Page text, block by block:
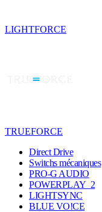
LIGHTFORCE
TRUEFORCE
Direct Drive
Switchs mécaniques
PRO-G AUDIO
POWERPLAY 2
LIGHTSYNC
BLUE VO!CE